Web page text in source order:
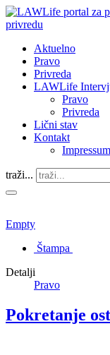
privredu
Aktuelno
Pravo
Privreda
LAWLife
Pravo
Privreda
Lični stav
Kontakt
Impressum
traži...
Empty
Štampa
Detalji
Pravo
​Pokretanje